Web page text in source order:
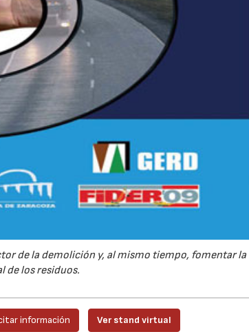
de la demolición y, al mismo tiempo, fomentar la
de los residuos.
información Ver stand virtual